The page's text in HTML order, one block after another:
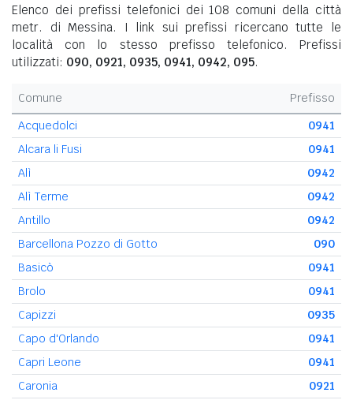
Elenco dei prefissi telefonici dei 108 comuni della città
metr. di Messina. I link sui prefissi ricercano tutte le
località con lo stesso prefisso telefonico. Prefissi
utilizzati: 090, 0921, 0935, 0941, 0942, 095.
Comune
Prefisso
Acquedolci
0941
Alcara li Fusi
0941
Alì
0942
Alì Terme
0942
Antillo
0942
Barcellona Pozzo di Gotto
090
Basicò
0941
Brolo
0941
Capizzi
0935
Capo d'Orlando
0941
Capri Leone
0941
Caronia
0921